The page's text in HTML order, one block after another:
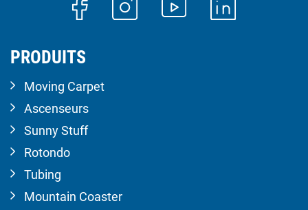
PRODUITS
Moving Carpet
Ascenseurs
Sunny Stuff
Rotondo
Tubing
Mountain Coaster